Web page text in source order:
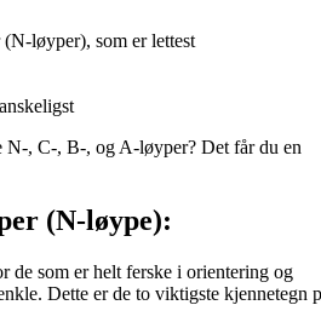
løyper), som er lettest
N-, C-, B-, og A-løyper? Det får du en
(N-løype):
de som er helt ferske i orientering og
Dette er de to viktigste kjennetegn